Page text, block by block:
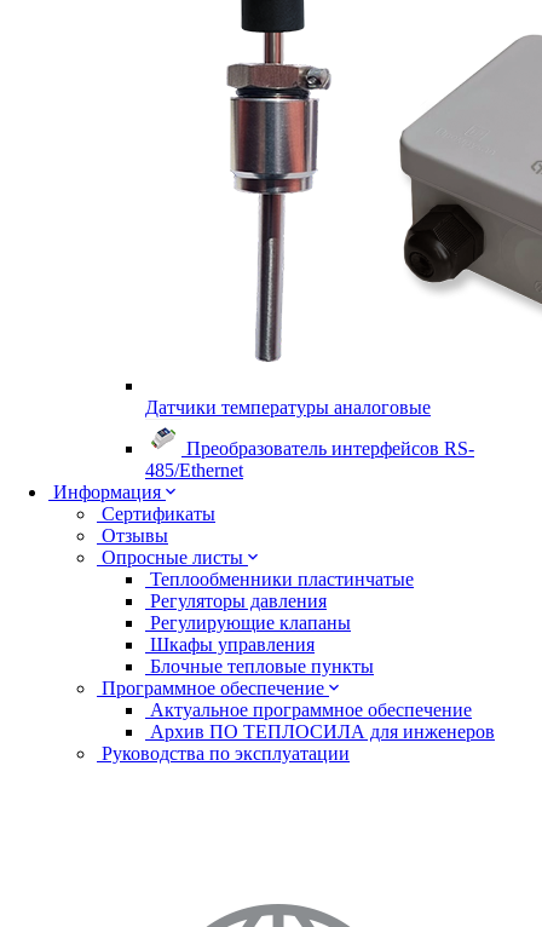
Датчики температуры аналоговые
Преобразователь интерфейсов RS-
485/Ethernet
Информация
Сертификаты
Отзывы
Опросные листы
Теплообменники пластинчатые
Регуляторы давления
Регулирующие клапаны
Шкафы управления
Блочные тепловые пункты
Программное обеспечение
Актуальное программное обеспечение
Архив ПО ТЕПЛОСИЛА для инженеров
Руководства по эксплуатации